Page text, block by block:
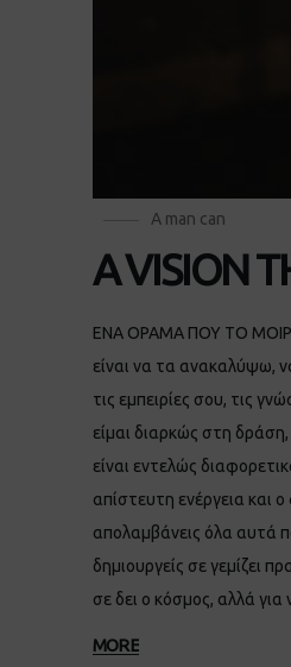
A man can
A VISION
ΕΝΑ ΟΡΑΜΑ ΠΟΥ ΤΟ
είναι να τα ανακαλύψω,
τις εμπειρίες σου, τις
είμαι διαρκώς στη
είναι εντελώς
απίστευτη ενέργεια και
απολαμβάνεις όλα αυτά
δημιουργείς σε γεμίζει
σε δει ο κόσμος, αλλά
MORE